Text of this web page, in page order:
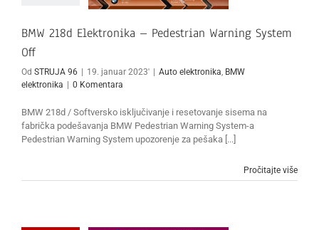
elektronika
BMW 218d Elektronika – Pedestrian Warning System
Off
Od STRUJA 96 19. januar 2023' Auto elektronika, BMW
elektronika
0 Komentara
BMW 218d / Softversko isključivanje i resetovanje sisema na
fabrička podešavanja BMW Pedestrian Warning System-a
Pedestrian Warning System upozorenje za pešaka [...]
Pročitajte više